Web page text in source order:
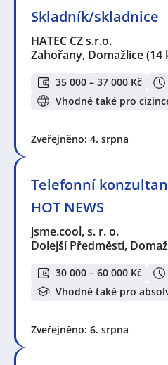
Skladník/skladnice
HATEC CZ s.r.o.
Zahořany, Domažlice(14
35 000 – 37 000 Kč
Vhodné také pro
Zveřejněno: 4. srpna
Telefonní
HOT NEWS
jsme.cool, s. r. o.
Dolejší Předměstí,
30 000 – 60 000 Kč
Vhodné také pro
Zveřejněno: 6. srpna